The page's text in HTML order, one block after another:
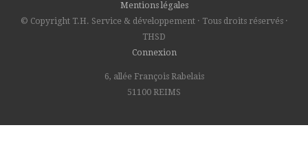
Mentions légales
© Copyright T.H. Service & développement · Tous droits réservés ·
THSD
Connexion
6, allée François Rabelais
51100 REIMS